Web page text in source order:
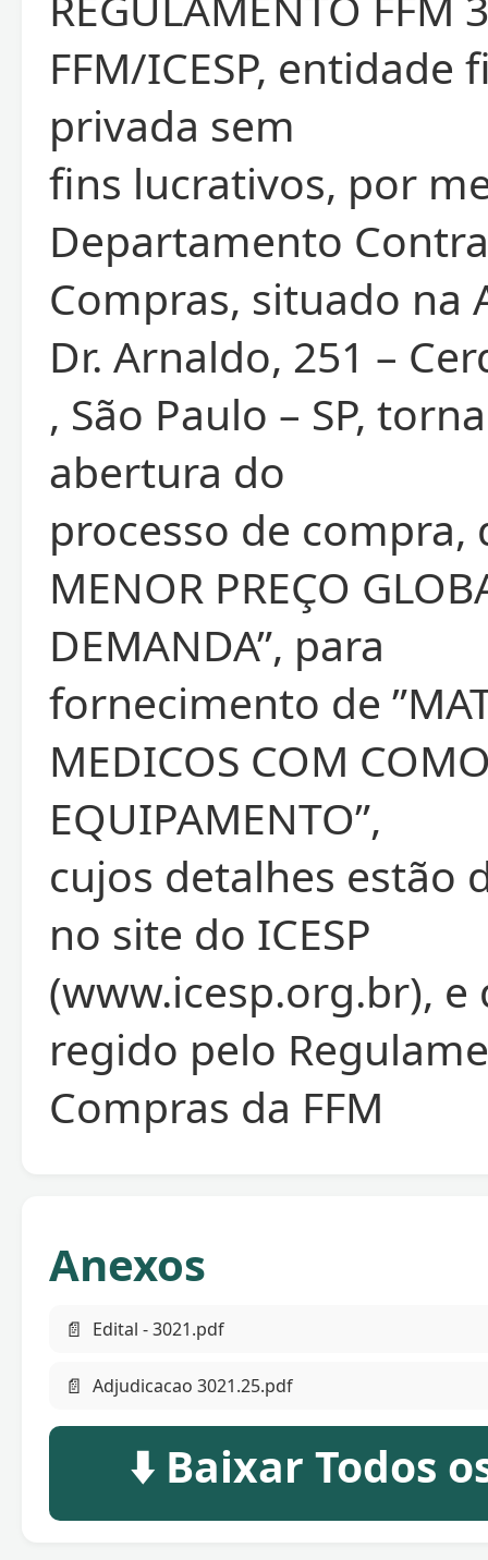
FFM/ICESP, entidade
privada sem
fins lucrativos, por
Departamento
Compras, situado na
Dr. Arnaldo, 251 –
, São Paulo – SP,
abertura do
processo de compra,
MENOR PREÇO
DEMANDA”, para
fornecimento de
MEDICOS COM
EQUIPAMENTO”,
cujos detalhes estão
no site do ICESP
(www.icesp.org.br), e
regido pelo
Compras da FFM
Anexos
📄 Edital - 3021.pdf
📄 Adjudicacao 3021.25.pdf
⬇️ Baixar Todos